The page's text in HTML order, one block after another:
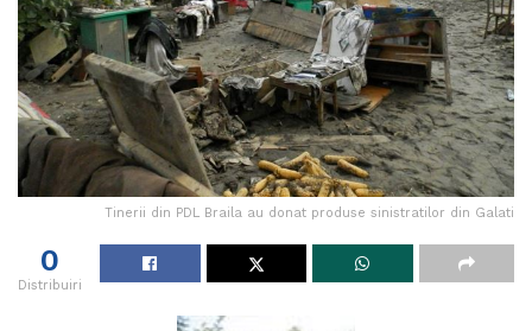
Tinerii din PDL Braila au donat produse sinistratilor din Galati
0
Distribuiri